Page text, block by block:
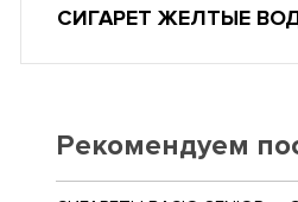
СИГАРЕТ ЖЕЛТЫЕ
Рекомендуем